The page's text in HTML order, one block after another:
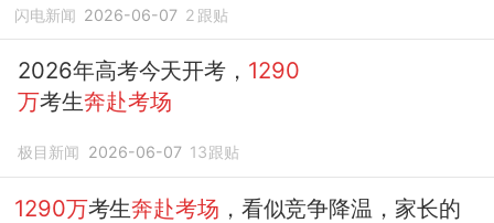
闪电新闻 2026-06-07 2 跟贴
2026年高考今天开考， 1290
万考生奔赴考场
极目新闻 2026-06-07 13跟贴
1290万考生奔赴考场 ，看似竞争降温，家长的